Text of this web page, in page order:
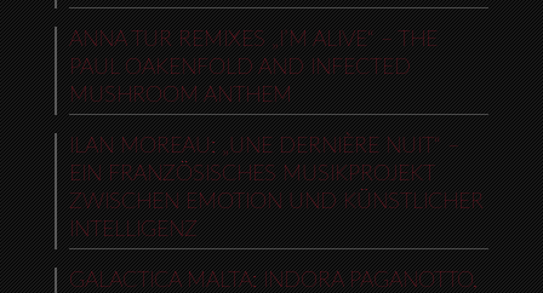
ANNA TUR REMIXES „I’M ALIVE“ – THE
PAUL OAKENFOLD AND INFECTED
MUSHROOM ANTHEM
ILAN MOREAU: „UNE DERNIÈRE NUIT“ –
EIN FRANZÖSISCHES MUSIKPROJEKT
ZWISCHEN EMOTION UND KÜNSTLICHER
INTELLIGENZ
GALACTICA MALTA: INDORA PAGANOTTO,